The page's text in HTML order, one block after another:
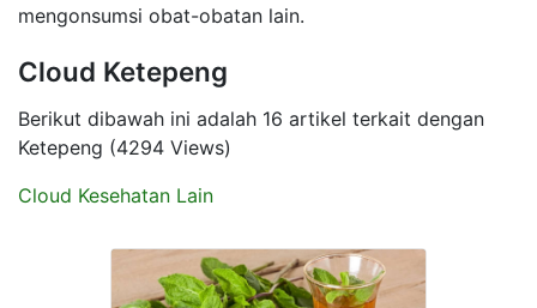
mengonsumsi obat-obatan lain.
Cloud Ketepeng
Berikut dibawah ini adalah 16 artikel terkait dengan
Ketepeng (4294 Views)
Cloud Kesehatan Lain